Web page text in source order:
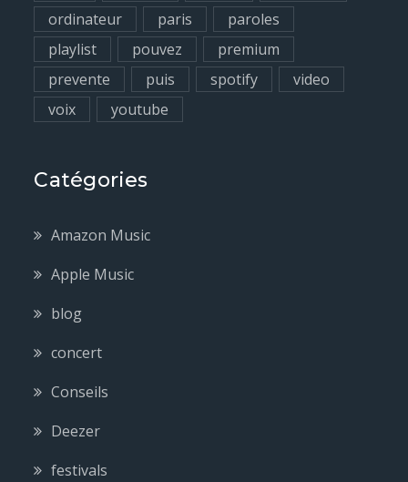
ordinateur
paris
paroles
playlist
pouvez
premium
prevente
puis spotify
video
voix
youtube
Catégories
Amazon Music
Apple Music
blog
concert
Conseils
Deezer
festivals